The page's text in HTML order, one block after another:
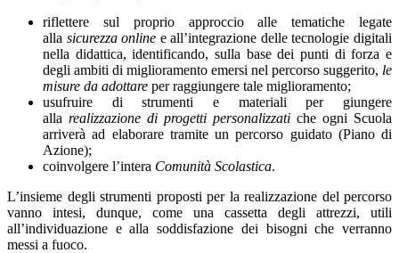
riflettere sul proprio approccio alle tematiche legate
alla sicurezza online e all’integrazione delle tecnologie digitali
nella didattica, identificando, sulla base dei punti di forza e
degli ambiti di miglioramento emersi nel percorso suggerito, le
misure da adottare per raggiungere tale miglioramento;
usufruire di strumenti e materiali per giungere
alla realizzazione di progetti personalizzati che ogni Scuola
arriverà ad elaborare tramite un percorso guidato (Piano di
Azione);
coinvolgere l’intera Comunità Scolastica.
L’insieme degli strumenti proposti per la realizzazione del percorso
vanno intesi, dunque, come una cassetta degli attrezzi, utili
all’individuazione e alla soddisfazione dei bisogni che verranno
messi a fuoco.